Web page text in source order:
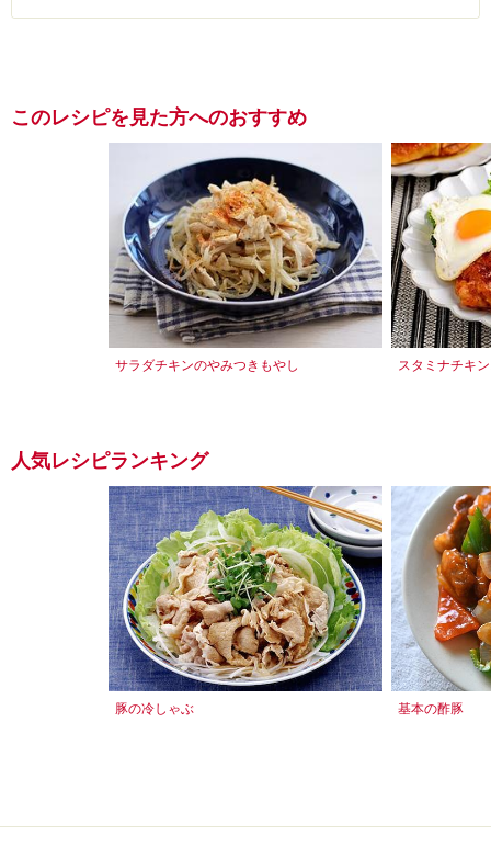
このレシピを見た方へのおすすめ
サラダチキンのやみつきもやし スタミナチキ
人気レシピランキング
豚の冷しゃぶ 基本の酢豚